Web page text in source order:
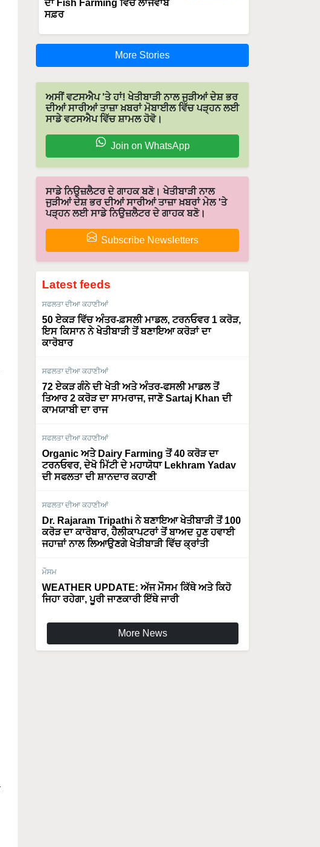
ਦਾ Fish Farming ਵਿੱਚ ਲਾਜਵਾਬ
ਸਫ਼ਰ
More Stories
ਅਸੀਂ ਵਟਸਐਪ 'ਤੇ ਹਾਂ! ਖੇਤੀਬਾੜੀ ਨਾਲ ਜੁੜੀਆਂ ਦੇਸ਼ ਭਰ
ਦੀਆਂ ਸਾਰੀਆਂ ਤਾਜ਼ਾ ਖ਼ਬਰਾਂ ਮੋਬਾਈਲ ਵਿੱਚ ਪੜ੍ਹਨ ਲਈ
ਸਾਡੇ ਵਟਸਐਪ ਵਿੱਚ ਸ਼ਾਮਲ ਹੋਵੋ।
Join on WhatsApp
ਸਾਡੇ ਨਿਉਜ਼ਲੈਟਰ ਦੇ ਗਾਹਕ ਬਣੋ। ਖੇਤੀਬਾੜੀ ਨਾਲ
ਜੁੜੀਆਂ ਦੇਸ਼ ਭਰ ਦੀਆਂ ਸਾਰੀਆਂ ਤਾਜ਼ਾ ਖ਼ਬਰਾਂ ਮੇਲ 'ਤੇ
ਪੜ੍ਹਨ ਲਈ ਸਾਡੇ ਨਿਉਜ਼ਲੈਟਰ ਦੇ ਗਾਹਕ ਬਣੋ।
Subscribe Newsletters
Latest feeds
ਸਫਲਤਾ ਦੀਆ ਕਹਾਣੀਆਂ
50 ਏਕੜ ਵਿੱਚ ਅੰਤਰ-ਫ਼ਸਲੀ ਮਾਡਲ, ਟਰਨਓਵਰ 1 ਕਰੋੜ,
ਇਸ ਕਿਸਾਨ ਨੇ ਖੇਤੀਬਾੜੀ ਤੋਂ ਬਣਾਇਆ ਕਰੋੜਾਂ ਦਾ
ਕਾਰੋਬਾਰ
ਸਫਲਤਾ ਦੀਆ ਕਹਾਣੀਆਂ
72 ਏਕੜ ਗੰਨੇ ਦੀ ਖੇਤੀ ਅਤੇ ਅੰਤਰ-ਫਸਲੀ ਮਾਡਲ ਤੋਂ
ਤਿਆਰ 2 ਕਰੋੜ ਦਾ ਸਾਮਰਾਜ, ਜਾਣੋ Sartaj Khan ਦੀ
ਕਾਮਯਾਬੀ ਦਾ ਰਾਜ
ਸਫਲਤਾ ਦੀਆ ਕਹਾਣੀਆਂ
Organic ਅਤੇ Dairy Farming ਤੋਂ 40 ਕਰੋੜ ਦਾ
ਟਰਨਓਵਰ, ਦੇਖੋ ਮਿੱਟੀ ਦੇ ਮਹਾਯੋਧਾ Lekhram Yadav
ਦੀ ਸਫਲਤਾ ਦੀ ਸ਼ਾਨਦਾਰ ਕਹਾਣੀ
ਸਫਲਤਾ ਦੀਆ ਕਹਾਣੀਆਂ
Dr. Rajaram Tripathi ਨੇ ਬਣਾਇਆ ਖੇਤੀਬਾੜੀ ਤੋਂ 100
ਕਰੋੜ ਦਾ ਕਾਰੋਬਾਰ, ਹੈਲੀਕਾਪਟਰਾਂ ਤੋਂ ਬਾਅਦ ਹੁਣ ਹਵਾਈ
ਜਹਾਜ਼ਾਂ ਨਾਲ ਲਿਆਉਣਗੇ ਖੇਤੀਬਾੜੀ ਵਿੱਚ ਕ੍ਰਾਂਤੀ
ਮੌਸਮ
WEATHER UPDATE: ਅੱਜ ਮੌਸਮ ਕਿੱਥੇ ਅਤੇ ਕਿਹੋ
ਜਿਹਾ ਰਹੇਗਾ, ਪੂਰੀ ਜਾਣਕਾਰੀ ਇੱਥੇ ਜਾਰੀ
More News